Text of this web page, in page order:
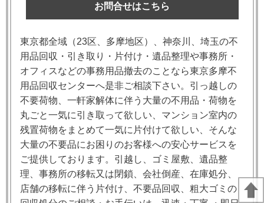
お問合せはこちら
東京都全域（23区、多摩地区）、神奈川、埼玉の不
用品回収・引き取り・片付け・遺品整理や事務所・
オフィスなどの事務用品撤去のことなら東京多摩不
用品回収センターへ是非ご相談下さい。引っ越しの
不要荷物、一軒家解体に伴う大量の不用品・荷物を
丸ごと一気に引き取って欲しい、マンション室内の
残置荷物をまとめて一気に片付けて欲しい、そんな
大量の不要品にお困りのお客様への安心サービスを
ご提供しております。引越し、ゴミ屋敷、遺品整
理、事務所の移転又は閉鎖、会社倒産、在庫処分、
店舗の移転に伴う片付け、不要品回収、粗大ゴミの